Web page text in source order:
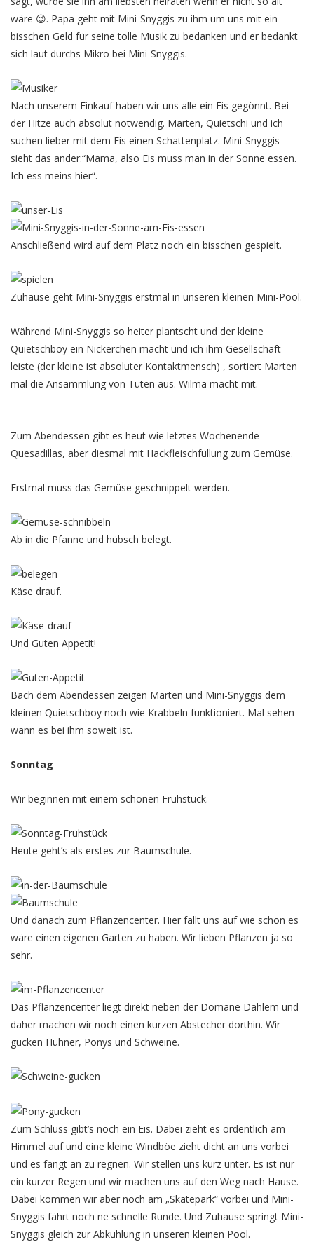
wäre 😉. Papa geht mit Mini-Snyggis zu ihm um uns mit ein
bisschen Geld für seine tolle Musik zu bedanken und er bedankt
sich laut durchs Mikro bei Mini-Snyggis.
Nach unserem Einkauf haben wir uns alle ein Eis gegönnt. Bei
der Hitze auch absolut notwendig. Marten, Quietschi und ich
suchen lieber mit dem Eis einen Schattenplatz. Mini-Snyggis
sieht das ander:“Mama, also Eis muss man in der Sonne essen.
Ich ess meins hier“.
Anschließend wird auf dem Platz noch ein bisschen gespielt.
Zuhause geht Mini-Snyggis erstmal in unseren kleinen Mini-Pool.
Während Mini-Snyggis so heiter plantscht und der kleine
Quietschboy ein Nickerchen macht und ich ihm Gesellschaft
leiste (der kleine ist absoluter Kontaktmensch) , sortiert Marten
mal die Ansammlung von Tüten aus. Wilma macht mit.
Zum Abendessen gibt es heut wie letztes Wochenende
Quesadillas, aber diesmal mit Hackfleischfüllung zum Gemüse.
Erstmal muss das Gemüse geschnippelt werden.
Ab in die Pfanne und hübsch belegt.
Käse drauf.
Und Guten Appetit!
Bach dem Abendessen zeigen Marten und Mini-Snyggis dem
kleinen Quietschboy noch wie Krabbeln funktioniert. Mal sehen
wann es bei ihm soweit ist.
Sonntag
Wir beginnen mit einem schönen Frühstück.
Heute geht’s als erstes zur Baumschule.
Und danach zum Pflanzencenter. Hier fällt uns auf wie schön es
wäre einen eigenen Garten zu haben. Wir lieben Pflanzen ja so
sehr.
Das Pflanzencenter liegt direkt neben der Domäne Dahlem und
daher machen wir noch einen kurzen Abstecher dorthin. Wir
gucken Hühner, Ponys und Schweine.
Zum Schluss gibt’s noch ein Eis. Dabei zieht es ordentlich am
Himmel auf und eine kleine Windböe zieht dicht an uns vorbei
und es fängt an zu regnen. Wir stellen uns kurz unter. Es ist nur
ein kurzer Regen und wir machen uns auf den Weg nach Hause.
Dabei kommen wir aber noch am „Skatepark“ vorbei und Mini-
Snyggis fährt noch ne schnelle Runde. Und Zuhause springt Mini-
Snyggis gleich zur Abkühlung in unseren kleinen Pool.